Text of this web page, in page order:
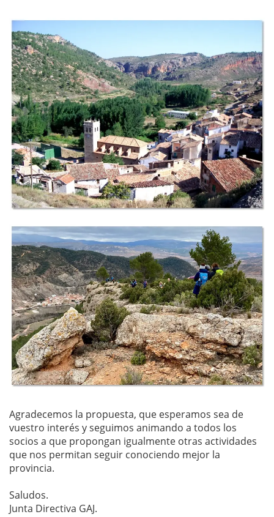
Agradecemos la propuesta, que esperamos sea de
vuestro interés y seguimos animando a todos los
socios a que propongan igualmente otras actividades
que nos permitan seguir conociendo mejor la
provincia.
Saludos.
Junta Directiva GAJ.